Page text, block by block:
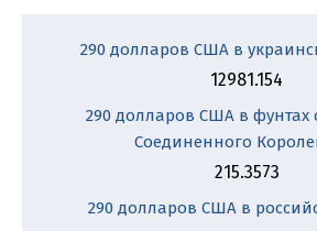
290 долларов США в
12981.154
290 долларов США в фунтах
Соединенного
215.3573
290 долларов США в